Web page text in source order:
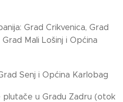
Grad Crikvenica, Grad
Mali Lošinj i Općina
Senj i Općina Karlobag
plutače u Gradu Zadru (otok